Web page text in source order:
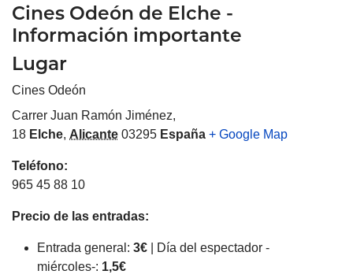
Cines Odeón de Elche -
Información importante
Lugar
Cines Odeón
Carrer Juan Ramón Jiménez,
18 Elche, Alicante 03295 España + Google Map
Teléfono:
965 45 88 10
Precio de las entradas:
Entrada general: 3€ | Día del espectador -
miércoles-: 1,5€